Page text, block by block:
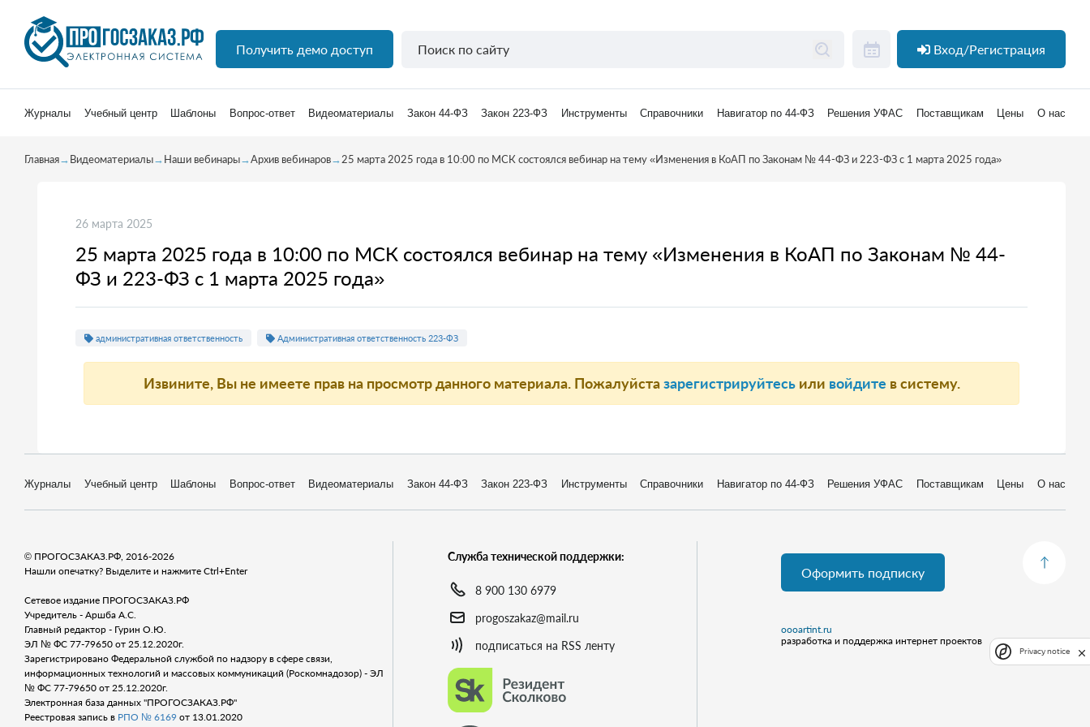
Получить демо доступ Вход/Регистрация
Журналы Учебный центр Шаблоны Вопрос-ответ Видеоматериалы Закон 44-ФЗ Закон 223-ФЗ Инструменты Справочники Навигатор по 44-ФЗ Решения УФАС Поставщикам Цены О нас
Главная→Видеоматериалы→Наши вебинары→Архив вебинаров→25 марта 2025 года в 10:00 по МСК состоялся вебинар на тему «Изменения в КоАП по Законам № 44-ФЗ и 223-ФЗ с 1 марта 2025 года»
26 марта 2025
25 марта 2025 года в 10:00 по МСК состоялся вебинар на тему «Изменения в КоАП по Законам № 44-
ФЗ и 223-ФЗ с 1 марта 2025 года»
административная ответственность Административная ответственность 223-ФЗ
Извините, Вы не имеете прав на просмотр данного материала. Пожалуйстазарегистрируйтесьили войдите в систему.
Журналы Учебный центр Шаблоны Вопрос-ответ Видеоматериалы Закон 44-ФЗ Закон 223-ФЗ Инструменты Справочники Навигатор по 44-ФЗ Решения УФАС Поставщикам Цены О нас
© ПРОГОСЗАКАЗ.РФ, 2016-2026
Нашли опечатку? Выделите и нажмите Ctrl+Enter
Сетевое издание ПРОГОСЗАКАЗ.РФ
Учредитель - Аршба А.С.
Главный редактор - Гурин О.Ю.
ЭЛ № ФС 77-79650 от 25.12.2020г.
Зарегистрировано Федеральной службой по надзору в сфере связи,
информационных технологий и массовых коммуникаций (Роскомнадозор) - ЭЛ
№ ФС 77-79650 от 25.12.2020г.
Электронная база данных "ПРОГОСЗАКАЗ.РФ"
Реестровая запись в РПО № 6169 от 13.01.2020
Служба технической поддержки:
8 900 130 6979
progoszakaz@mail.ru
подписаться на RSS ленту
Оформить подписку
oooartint.ru
разработка и поддержка интернет проектов
Privacy notice